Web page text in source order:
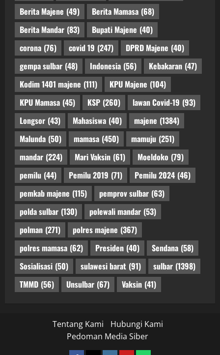
Berita Majene (49) Berita Mamasa (68)
Berita Mandar (83) Bupati Majene (40)
corona (76) covid 19 (247) DPRD Majene (40)
gempa sulbar (48) Indonesia (56) Kebakaran (47)
Kodim 1401 majene (111) KPU Majene (104)
KPU Mamasa (45) KSP (260) lawan Covid-19 (93)
Longsor (43) Mahasiswa (40) majene (1384)
Malunda (50) mamasa (450) mamuju (251)
mandar (224) Mari Vaksin (61) Moeldoko (79)
pemilu (44) Pemilu 2019 (71) Pemilu 2024 (46)
pemkab majene (115) pemprov sulbar (63)
polda sulbar (130) polewali mandar (53)
polman (271) polres majene (367)
polres mamasa (62) Presiden (40) Sendana (58)
Sosialisasi (50) sulawesi barat (91) sulbar (1398)
TMMD (56) Unsulbar (67) Vaksin (41)
Tentang Kami
Hubungi Kami
Pedoman Media Siber